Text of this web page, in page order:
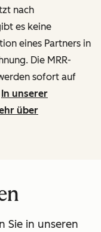
nach
es keine
eines Partners in
Die MRR-
sofort auf
In unserer
über
Sie in unseren